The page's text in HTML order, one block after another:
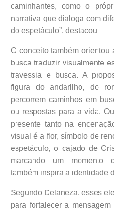
caminhantes, como o
narrativa que dialoga com
do espetáculo”, destacou.
O conceito também orientou
busca traduzir visualmente
travessia e busca. A
figura do andarilho, do
percorrem caminhos em
ou respostas para a vida.
presente tanto na
visual é a flor, símbolo de
espetáculo, o cajado de
marcando um momento
também inspira a identidade
Segundo Delaneza, esses
para fortalecer a mensagem